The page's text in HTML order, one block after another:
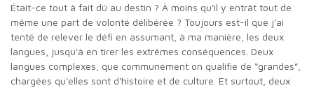
Était-ce tout à fait dû au destin ? À moins qu'il y entrât tout de
même une part de volonté délibérée ? Toujours est-il que j'ai
tenté de relever le défi en assumant, à ma manière, les deux
langues, jusqu'à en tirer les extrêmes conséquences. Deux
langues complexes, que communément on qualifie de “grandes”,
chargées qu'elles sont d'histoire et de culture. Et surtout, deux